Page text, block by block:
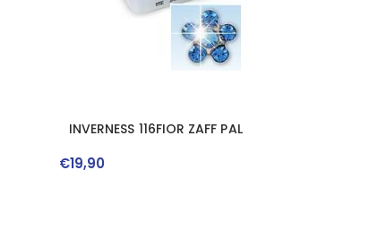
INVERNESS 116FIOR ZAFF PAL
€19,90